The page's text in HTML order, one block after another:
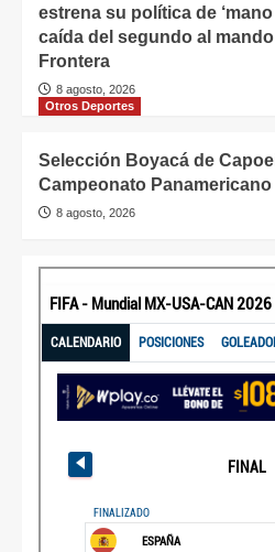
estrena su política de
caída del segundo al
Frontera
8 agosto, 2026
Otros Deportes
Selección Boyacá de
Campeonato Panamericano
8 agosto, 2026